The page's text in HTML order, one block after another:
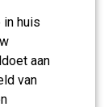
in huis
aan
van